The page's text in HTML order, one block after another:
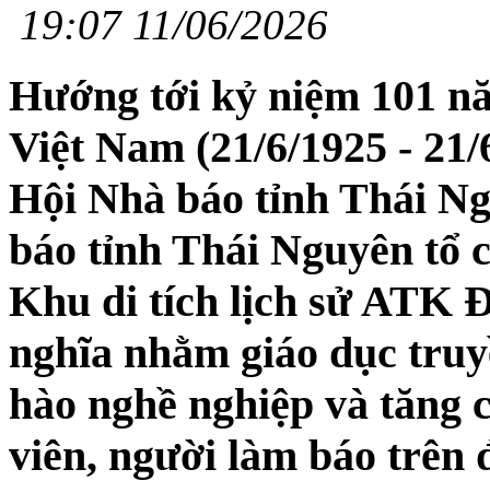
19:07 11/06/2026
Hướng tới kỷ niệm 101
Việt Nam (21/6/1925 -
Hội Nhà báo tỉnh Thái
báo tỉnh Thái Nguyên tổ
Khu di tích lịch sử ATK
nghĩa nhằm giáo dục
hào nghề nghiệp và tăng
viên, người làm báo trên